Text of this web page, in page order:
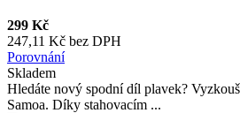
299 Kč
247,11 Kč bez DPH
Porovnání
Skladem
Hledáte nový spodní díl plavek?
Samoa. Díky stahovacím ...